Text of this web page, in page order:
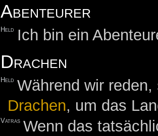
Abenteurer
Held Ich bin ein
Drachen
Held Während wir
Drachen, um das
Vatras Wenn das